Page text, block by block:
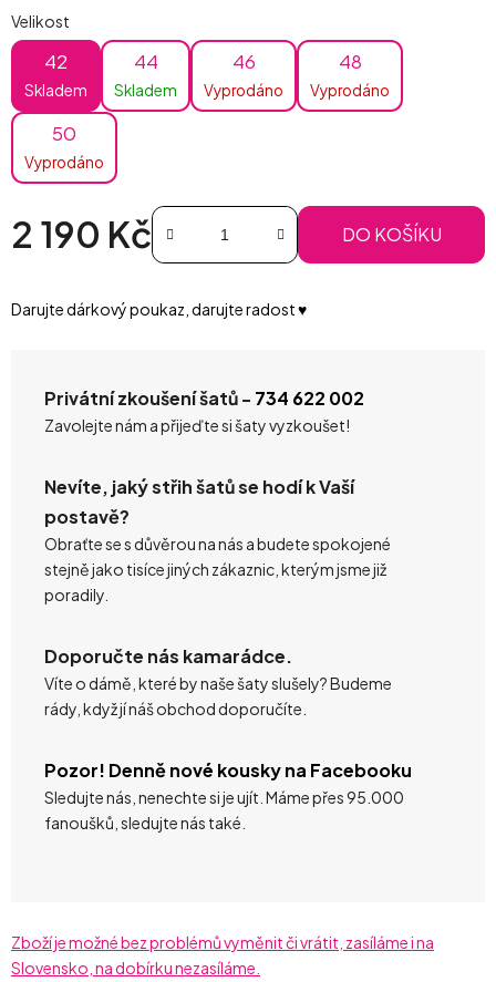
Velikost
42
Skladem
44
Skladem
46
Vyprodáno
48
Vyprodáno
50
Vyprodáno
2 190 Kč DO KOŠÍKU
Darujte dárkový poukaz, darujte radost ♥️
Privátní zkoušení šatů - 734 622 002
Zavolejte nám a přijeďte si šaty vyzkoušet!
Nevíte, jaký střih šatů se hodí k Vaší
postavě?
Obraťte se s důvěrou na nás a budete spokojené
stejně jako tisíce jiných zákaznic, kterým jsme již
poradily.
Doporučte nás kamarádce.
Víte o dámě, které by naše šaty slušely? Budeme
rády, když jí náš obchod doporučíte.
Pozor! Denně nové kousky na Facebooku
Sledujte nás, nenechte si je ujít. Máme přes 95.000
fanoušků, sledujte nás také.
Zboží je možné bez problémů vyměnit či vrátit, zasíláme i na
Slovensko, na dobírku nezasíláme.